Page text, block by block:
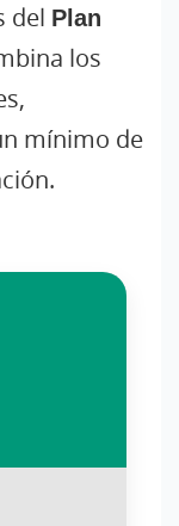
del Plan
los
mínimo de